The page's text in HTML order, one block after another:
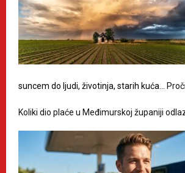
suncem do ljudi, životinja, starih kuća…
Koliki dio plaće u Međimurskoj županiji